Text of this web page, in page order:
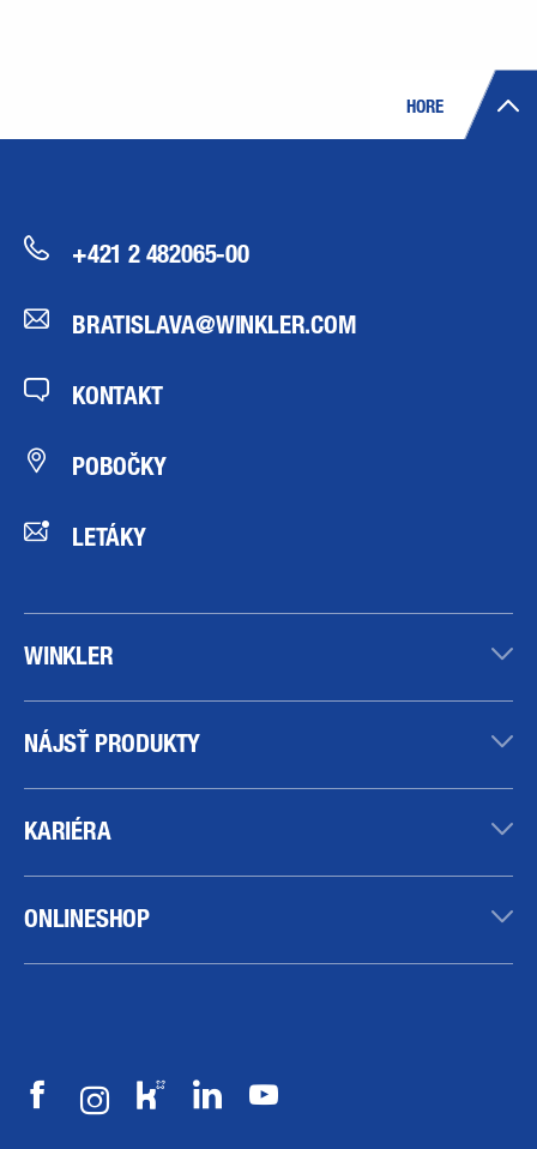
HORE
+421 2 482065-00
BRATISLAVA@WINKLER.COM
KONTAKT
POBOČKY
LETÁKY
WINKLER
NÁJSŤ PRODUKTY
KARIÉRA
ONLINESHOP